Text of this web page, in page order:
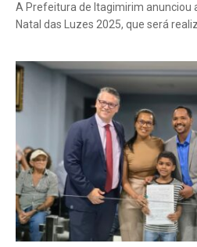
A Prefeitura de Itagimirim anunciou
Natal das Luzes 2025, que será